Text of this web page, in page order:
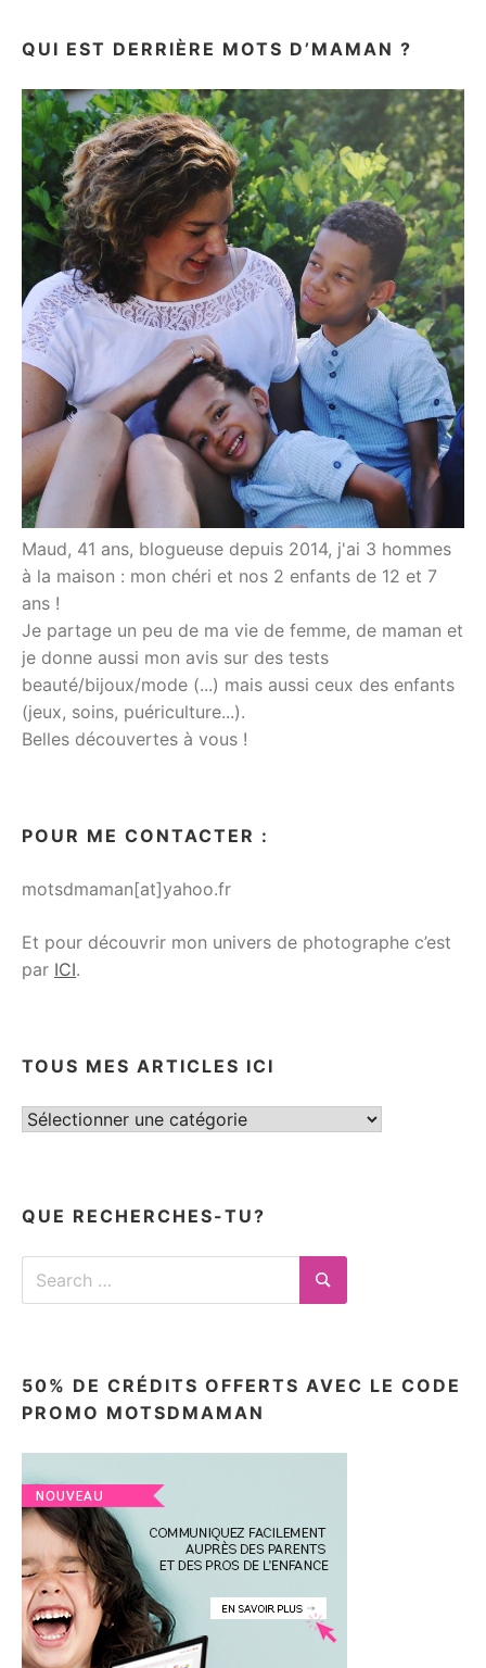
QUI EST DERRIÈRE MOTS D’MAMAN ?
Maud, 41 ans, blogueuse depuis 2014, j'ai 3 hommes
à la maison : mon chéri et nos 2 enfants de 12 et 7
ans !
Je partage un peu de ma vie de femme, de maman et
je donne aussi mon avis sur des tests
beauté/bijoux/mode (...) mais aussi ceux des enfants
(jeux, soins, puériculture...).
Belles découvertes à vous !
POUR ME CONTACTER :
motsdmaman[at]yahoo.fr
Et pour découvrir mon univers de photographe c’est
par ICI.
TOUS MES ARTICLES ICI
Tous
QUE RECHERCHES-TU?
Search
Search
50% DE CRÉDITS OFFERTS AVEC LE CODE
PROMO MOTSDMAMAN